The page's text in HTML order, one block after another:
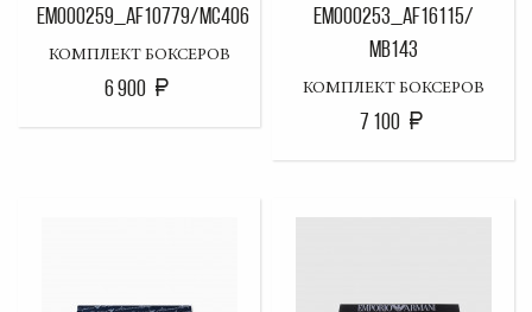
EM000259_AF10779/MC406
КОМПЛЕКТ БОКСЕРОВ
6 900
EM000253_AF16115/
MB143
КОМПЛЕКТ БОКСЕРОВ
7 100